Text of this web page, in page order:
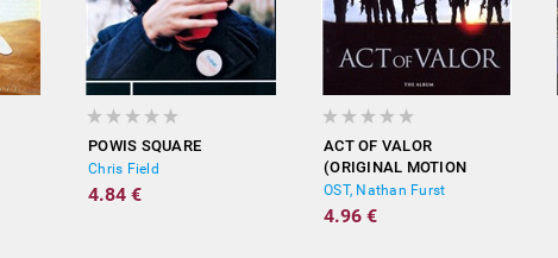
POWIS SQUARE
Chris Field
4.84 €
ACT OF VALOR
(ORIGINAL MOTION
PICTURE SCORE)
OST, Nathan Furst
4.96 €